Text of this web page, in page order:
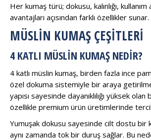
Her kumaş türü; dokusu, kalınlığı,
avantajları açısından farklı özellikler sunar.
MÜSLİN KUMAŞ ÇEŞİTLERİ
4 KATLI MÜSLIN KUMAŞ NEDIR?
4 katlı müslin kumaş, birden fazla ince
özel dokuma sistemiyle bir araya
yapısı sayesinde dayanıklılığı yüksek
özellikle premium ürün üretimlerinde
Yumuşak dokusu sayesinde cilt dostu bir
aynı zamanda tok bir duruş sağlar. Bu